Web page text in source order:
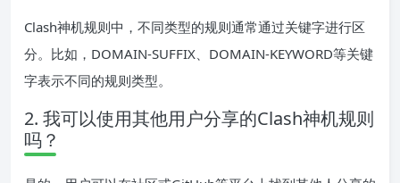
Clash神机规则中，不同类型的规则通常通过关键字进行区
分。比如，DOMAIN-SUFFIX、DOMAIN-KEYWORD等关键
字表示不同的规则类型。
2. 我可以使用其他用户分享的Clash神机规则
吗？